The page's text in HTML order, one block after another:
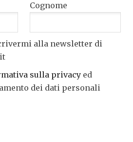
Cognome
alla newsletter di
sulla privacy ed
dei dati personali